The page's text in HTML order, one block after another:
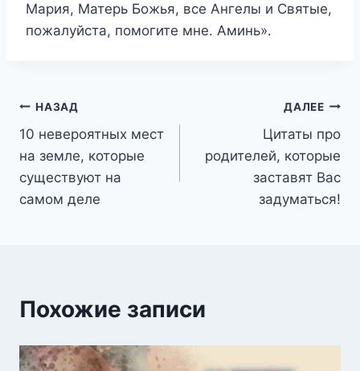
Мария, Матерь Божья, все Ангелы и Святые,
пожалуйста, помогите мне. Аминь».
Навигация
по
записям
НАЗАД
10 невероятных мест
на земле, которые
существуют на
самом деле
ДАЛЕЕ
Цитаты про
родителей, которые
заставят Вас
задуматься!
Похожие записи